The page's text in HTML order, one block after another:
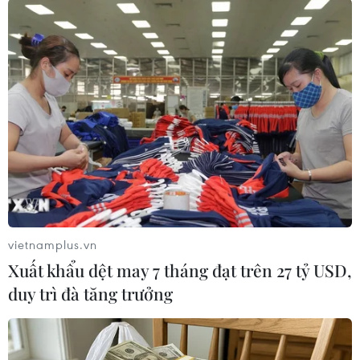
sinh "khóc ròng"
10/07/2013 02:55
Giúp thí sinh vượt qua các điểm ngập
tới trường thi
10/07/2013 02:53
Số thí sinh vi phạm quy chế, bị đình
09/07/2013 11:35
Thời tiết mát, sỹ tử "vượt ải" nhẹ
nhàng vì đề Sử dễ
vietnamplus.vn
Xuất khẩu dệt may 7 tháng đạt trên 27 tỷ USD,
duy trì đà tăng trưởng